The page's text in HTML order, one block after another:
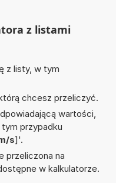
z listami
z listy, w tym
chcesz przeliczyć.
wartości,
przypadku
s]'.
przeliczona na
w kalkulatorze.